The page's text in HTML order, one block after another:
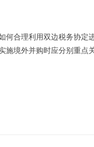
合理利用双边税务协定
施境外并购时应分别重点